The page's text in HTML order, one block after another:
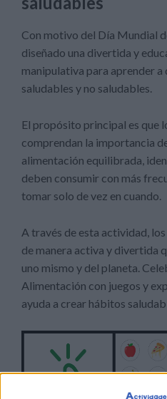
Con motivo del Día Mundial
diseñado una divertida y
manipulativa para aprender
saludables y no saludables.
El propósito principal es que
comprendan la importancia
alimentación equilibrada,
deben consumir con más
tomar solo de vez en cuando.
A través de esta actividad,
de manera activa y divertida
uno mismo y del planeta.
Alimentación con juegos y
ayuda a crear hábitos